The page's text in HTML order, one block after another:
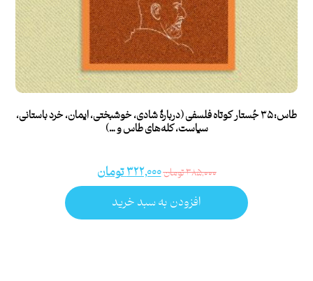
طاس: ۳۵ جُستار کوتاه فلسفی (دربارۀ شادی، خوشبختی، ایمان، خرد باستانی،
سیاست، کله‌های طاس و …)
۳۸۵,۰۰۰تومان۳۲۲,۰۰۰تومان
افزودن به سبد خرید